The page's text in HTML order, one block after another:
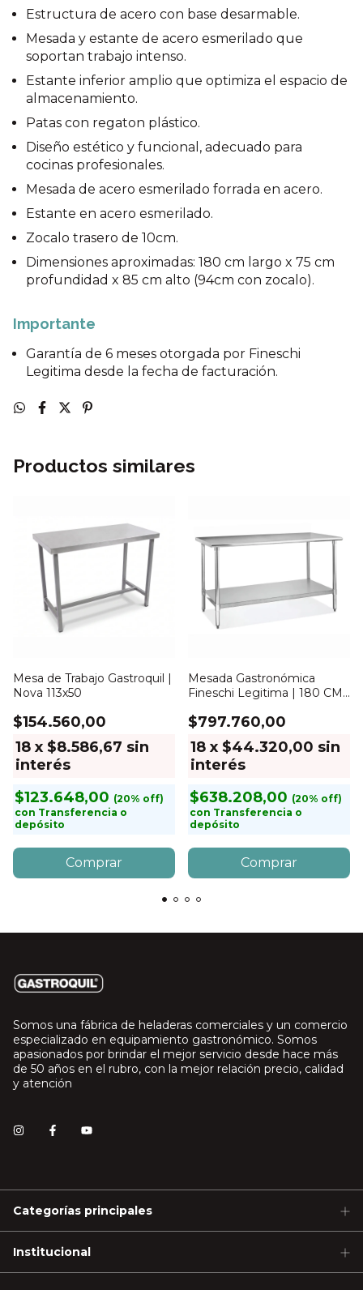
Estructura de acero con base desarmable.
Mesada y estante de acero esmerilado que
soportan trabajo intenso.
Estante inferior amplio que optimiza el espacio de
almacenamiento.
Patas con regaton plástico.
Diseño estético y funcional, adecuado para
cocinas profesionales.
Mesada de acero esmerilado forrada en acero.
Estante en acero esmerilado.
Zocalo trasero de 10cm.
Dimensiones aproximadas: 180 cm largo x 75 cm
profundidad x 85 cm alto (94cm con zocalo).
Importante
Garantía de 6 meses otorgada por Fineschi
Legitima desde la fecha de facturación.
Productos similares
Mesa de Trabajo Gastroquil |
Nova 113x50
$154.560,00
18 x $8.586,67 sin
interés
$123.648,00
con Transferencia o
depósito
Mesada Gastronómica
Fineschi Legitima | 180 CM |
$797.760,00
18 x $44.320,00 sin
interés
$638.208,00
con Transferencia o
depósito
Somos una fábrica de heladeras comerciales y un comercio
especializado en equipamiento gastronómico. Somos
apasionados por brindar el mejor servicio desde hace más
de 50 años en el rubro, con la mejor relación precio, calidad
y atención
Categorías principales
Institucional